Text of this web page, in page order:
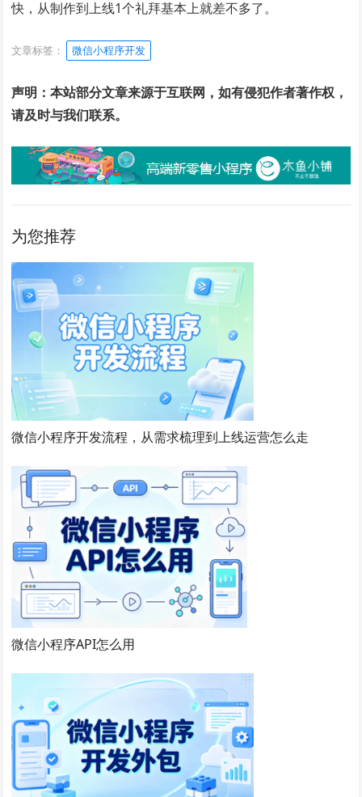
快，从制作到上线1个礼拜基本上就差不多了。
文章标签： 微信小程序开发
声明：本站部分文章来源于互联网，如有侵犯作者著作权，
请及时与我们联系。
为您推荐
微信小程序开发流程，从需求梳理到上线运营怎么走
微信小程序API怎么用